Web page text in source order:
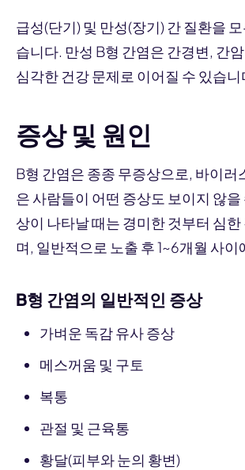
급성(단기) 및 만성(장기) 간 질환을
습니다. 만성 B형 간염은 간경변, 간
심각한 건강 문제로 이어질 수 있습니
증상 및 원인
B형 간염은 종종 무증상으로, 바이러
은 사람들이 어떤 증상도 보이지 않
상이 나타날 때는 경미한 것부터 심
며, 일반적으로 노출 후 1~6개월 사이
B형 간염의 일반적인 증상
가벼운 독감 유사 증상
메스꺼움 및 구토
복통
관절 및 근육통
황달(피부와 눈의 황변)